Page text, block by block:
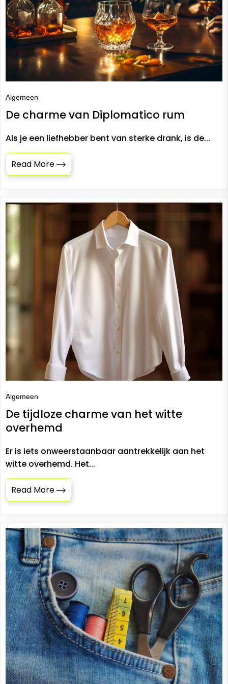
Algemeen
De charme van Diplomatico rum
Als je een liefhebber bent van sterke drank, is de...
Read More
Algemeen
De tijdloze charme van het witte
overhemd
Er is iets onweerstaanbaar aantrekkelijk aan het
witte overhemd. Het...
Read More